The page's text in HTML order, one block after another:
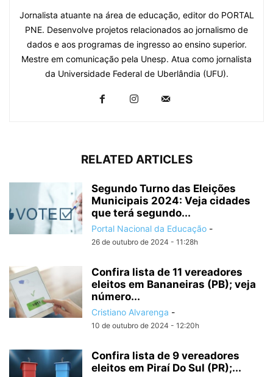
Jornalista atuante na área de educação, editor do PORTAL
PNE. Desenvolve projetos relacionados ao jornalismo de
dados e aos programas de ingresso ao ensino superior.
Mestre em comunicação pela Unesp. Atua como jornalista
da Universidade Federal de Uberlândia (UFU).
RELATED ARTICLES
Segundo Turno das Eleições
Municipais 2024: Veja cidades
que terá segundo...
Portal Nacional da Educação -
26 de outubro de 2024 - 11:28h
Confira lista de 11 vereadores
eleitos em Bananeiras (PB); veja
número...
Cristiano Alvarenga -
10 de outubro de 2024 - 12:20h
Confira lista de 9 vereadores
eleitos em Piraí Do Sul (PR);...